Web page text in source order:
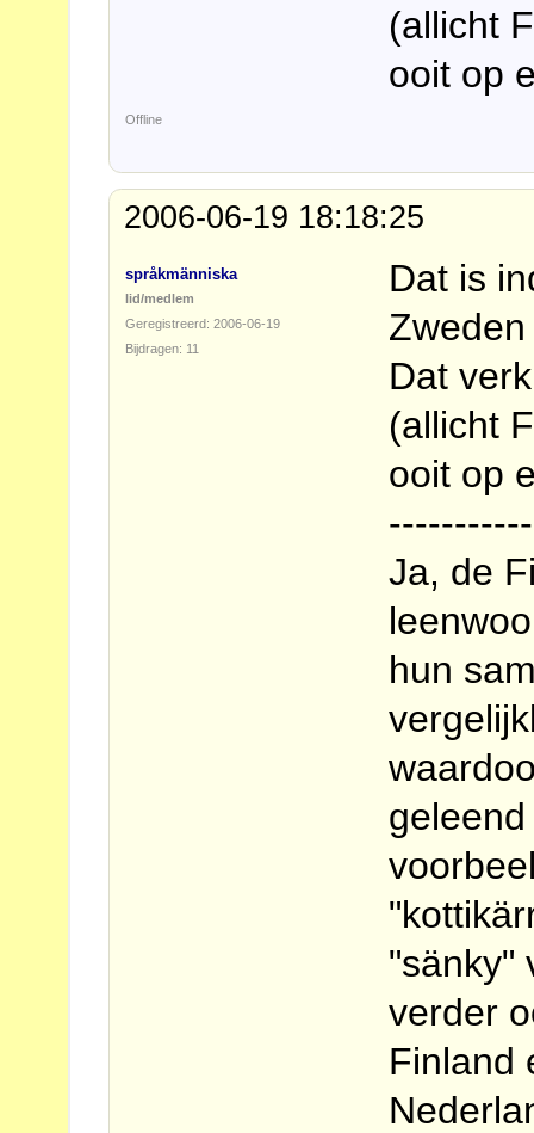
(allicht
ooit op
Offline
2006-06-19 18:18:25
språkmänniska
lid/medlem
Geregistreerd: 2006-06-19
Bijdragen: 11
Dat is
Dat
(allicht
ooit op
Ja, de
hun
"sänky"
verder
Finland